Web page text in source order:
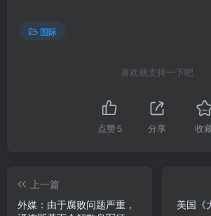
国际
喜欢就支持一下吧
点赞5 分享 收
上一篇
外媒：由于腐败问题严重，
美国《